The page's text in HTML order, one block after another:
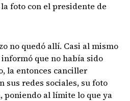
foto con el presidente de
no quedó allí. Casi al mismo
que no había sido
la entonces canciller
sus redes sociales, su foto
poniendo al límite lo que ya